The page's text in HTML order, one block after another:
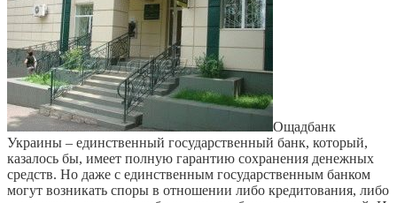
Ощадбанк
Украины – единственный государственный банк, который,
казалось бы, имеет полную гарантию сохранения денежных
средств. Но даже с единственным государственным банком
могут возникать споры в отношении либо кредитования, либо